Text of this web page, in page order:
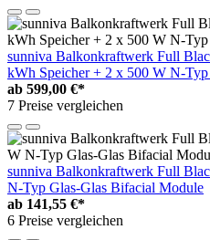
sunniva Balkonkraftwerk Full
kWh Speicher + 2 x 500 W N-
ab 599,00 €*
7 Preise vergleichen
sunniva Balkonkraftwerk Full
N-Typ Glas-Glas Bifacial Module
ab 141,55 €*
6 Preise vergleichen